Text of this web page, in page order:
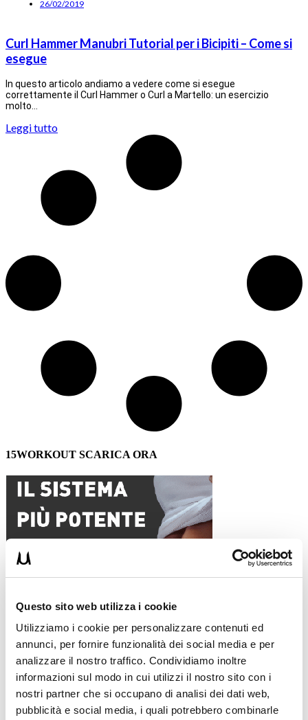
Questo sito web utilizza i cookie
Utilizziamo i cookie per personalizzare contenuti ed
annunci, per fornire funzionalità dei social media e per
analizzare il nostro traffico. Condividiamo inoltre
informazioni sul modo in cui utilizzi il nostro sito con i
nostri partner che si occupano di analisi dei dati web,
pubblicità e social media, i quali potrebbero combinarle
26/02/2019
Curl Hammer Manubri Tutorial per i Bicipiti – Come si
esegue
In questo articolo andiamo a vedere come si esegue
correttamente il Curl Hammer o Curl a Martello: un esercizio
molto…
Leggi tutto
15WORKOUT SCARICA ORA
ALLENATI CON ME!